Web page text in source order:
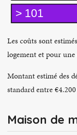
> 101
Les coûts sont
logement et pour
Montant estimé des
standard entre
Maison de